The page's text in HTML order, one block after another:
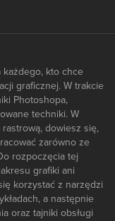
każdego, kto chce
graficznej. W trakcie
Photoshopa,
techniki. W
dowiesz się,
zarówno ze
rozpoczęcia tej
grafiki ani
korzystać z narzędzi
a następnie
oraz tajniki obsługi